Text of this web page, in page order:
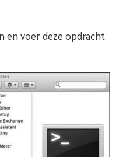
en voer deze opdracht